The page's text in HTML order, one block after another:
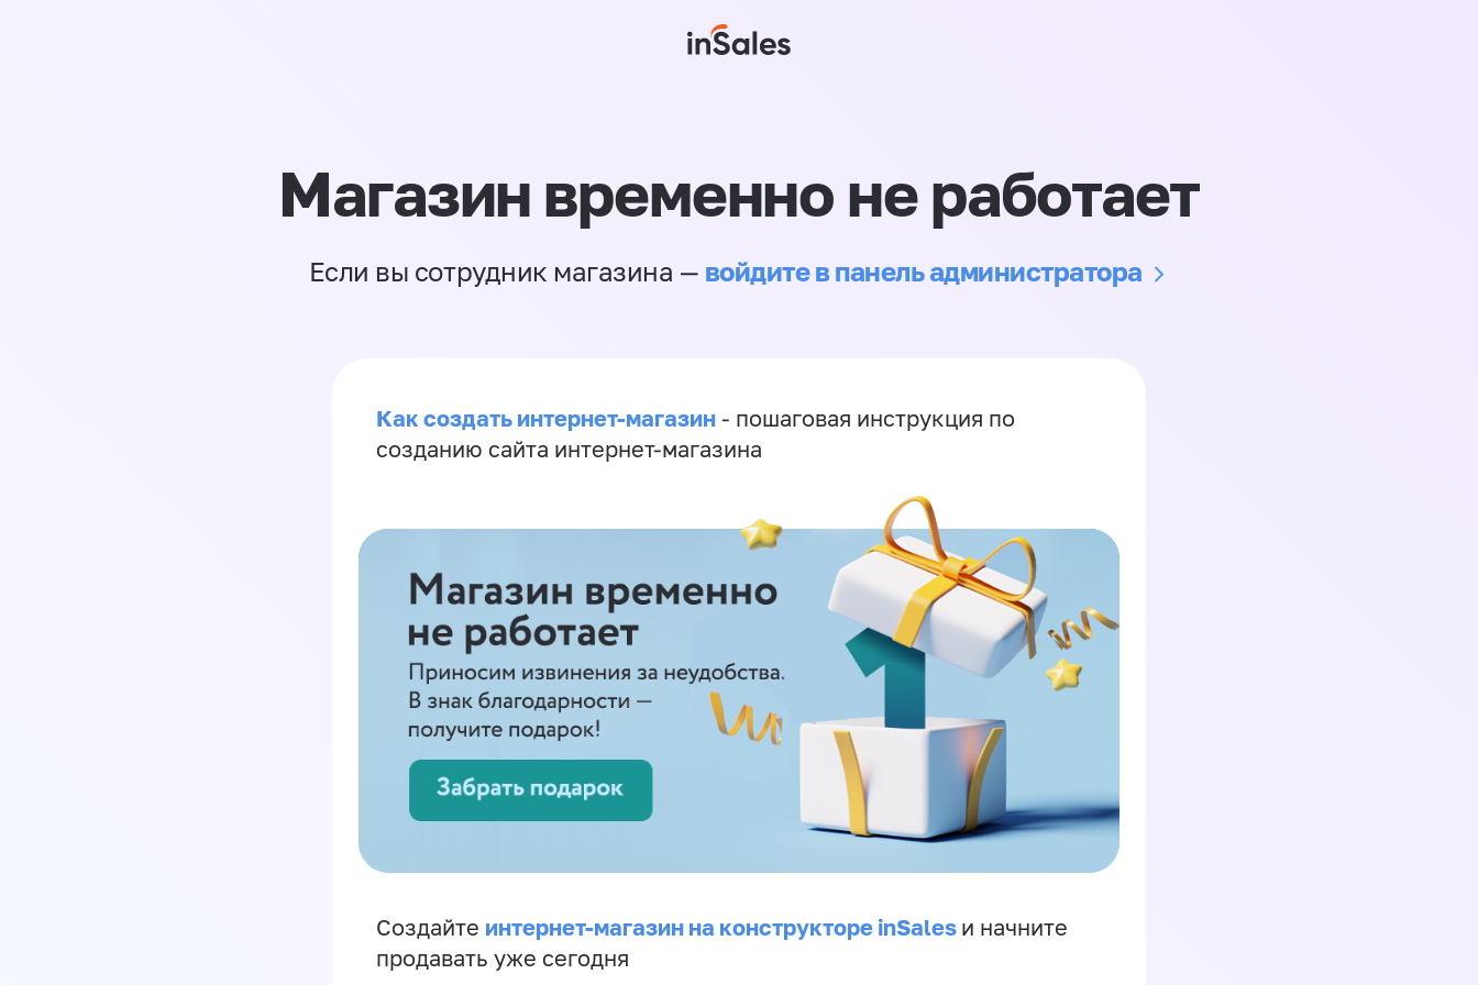
Магазин временно не работает
Если вы сотрудник магазина — войдите в панель администратора
Как создать интернет-магазин - пошаговая инструкция по
созданию сайта интернет-магазина
Создайте интернет-магазин на конструкторе inSales и начните
продавать уже сегодня